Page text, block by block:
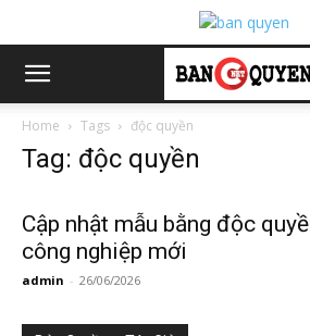
Home Tags độc quyền
Tag: độc quyền
Cập nhật mẫu bằng độc
công nghiệp mới
admin - 26/06/2026